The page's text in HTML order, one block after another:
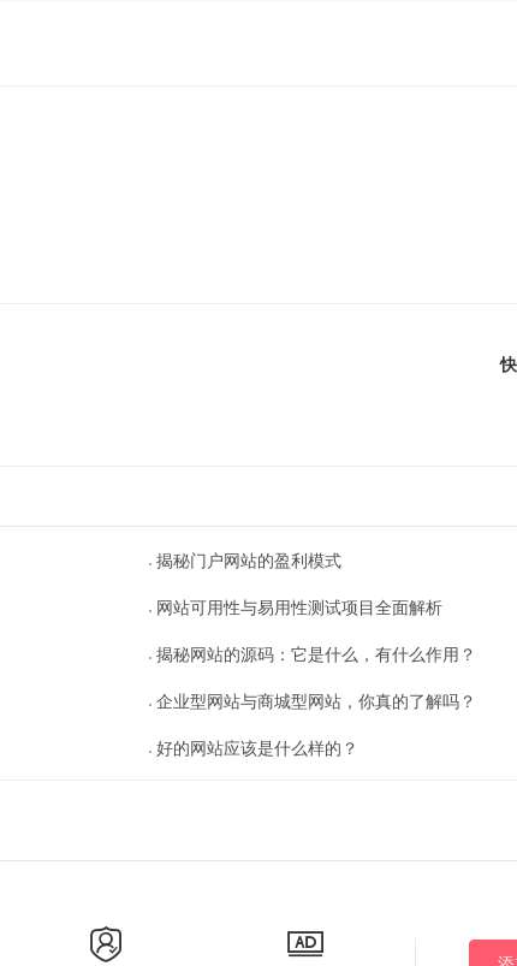
揭秘门户网站的盈利模式
网站可用性与易用性测试项目全面解析
揭秘网站的源码：它是什么，有什么作用？
企业型网站与商城型网站，你真的了解吗？
好的网站应该是什么样的？